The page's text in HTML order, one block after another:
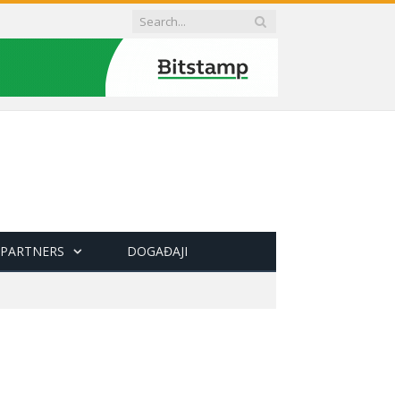
PARTNERS DOGAĐAJI